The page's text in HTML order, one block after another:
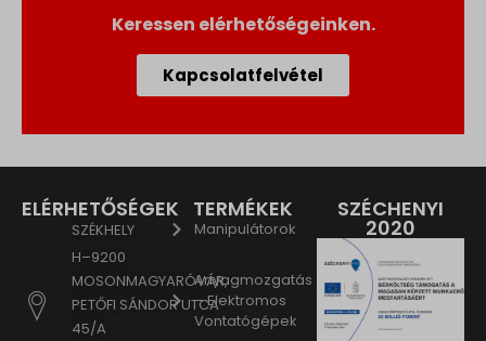
Keressen elérhetőségeinken.
Kapcsolatfelvétel
ELÉRHETŐSÉGEK
SZÉKHELY
H–9200
MOSONMAGYARÓVÁR,
PETŐFI SÁNDOR UTCA
45/A
TERMÉKEK
Manipulátorok
Anyagmozgatás
– Elektromos
Vontatógépek
SZÉCHENYI
2020